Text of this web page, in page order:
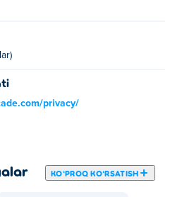
privacy/
KOʻPROQ KOʻRSATISH